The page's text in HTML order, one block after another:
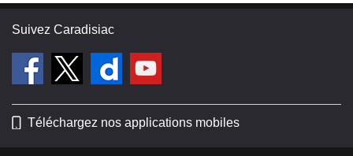
Suivez Caradisiac
Téléchargez nos applications mobiles